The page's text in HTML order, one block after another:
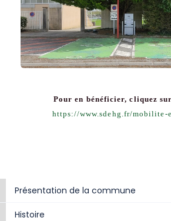
Pour en bénéficier, cliquez
https://www.sdehg.fr/mobilite-
Présentation de la commune
Histoire